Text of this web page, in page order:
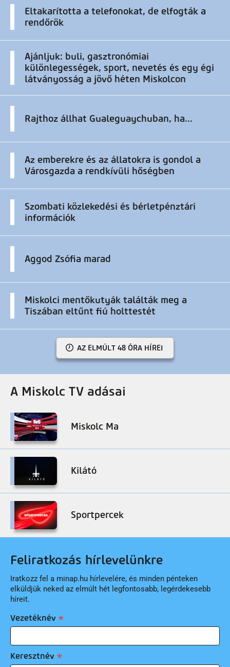
Eltakarította a telefonokat, de elfogták a
rendőrök
Ajánljuk: buli, gasztronómiai
különlegességek, sport, nevetés és egy égi
látványosság a jövő héten Miskolcon
Rajthoz állhat Gualeguaychuban, ha...
Az emberekre és az állatokra is gondol a
Városgazda a rendkívüli hőségben
Szombati közlekedési és bérletpénztári
információk
Aggod Zsófia marad
Miskolci mentőkutyák találták meg a
Tiszában eltűnt fiú holttestét
AZ ELMÚLT 48 ÓRA HÍREI
A Miskolc TV adásai
Miskolc Ma
Kilátó
Sportpercek
Feliratkozás hírlevelünkre
Iratkozz fel a minap.hu hírlevelére, és minden pénteken
elküldjük neked az elmúlt hét legfontosabb, legérdekesebb
híreit.
Vezetéknév
Keresztnév